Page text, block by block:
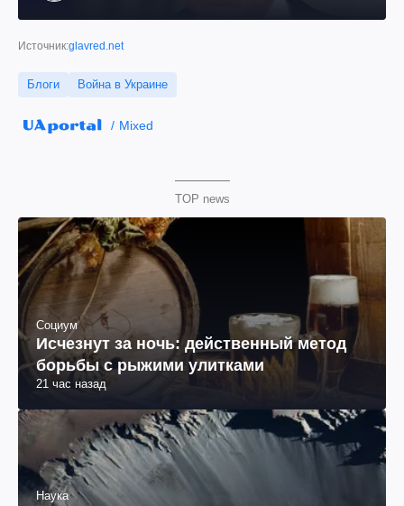
Источник:glavred.net
Блоги Война в Украине
Mixed
TOP news
Социум
Исчезнут за ночь: действенный метод
борьбы с рыжими улитками
21 час назад
Наука